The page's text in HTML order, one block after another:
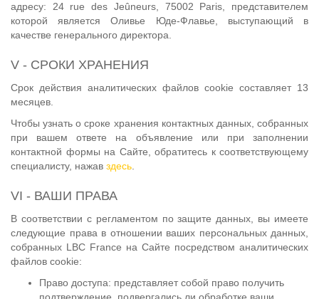
адресу: 24 rue des Jeûneurs, 75002 Paris, представителем
которой является Оливье Юде-Флавье, выступающий в
качестве генерального директора.
V - СРОКИ ХРАНЕНИЯ
Срок действия аналитических файлов cookie составляет 13
месяцев.
Чтобы узнать о сроке хранения контактных данных, собранных
при вашем ответе на объявление или при заполнении
контактной формы на Сайте, обратитесь к соответствующему
специалисту, нажав здесь
VI - ВАШИ ПРАВА
В соответствии с регламентом по защите данных, вы имеете
следующие права в отношении ваших персональных данных,
собранных LBC France на Сайте посредством аналитических
файлов cookie:
Право доступа: представляет собой право получить